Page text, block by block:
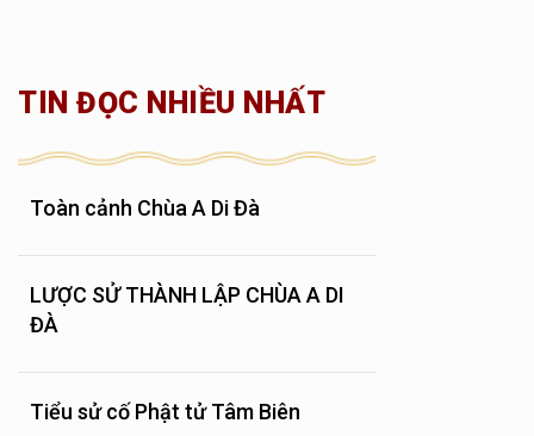
TIN ĐỌC NHIỀU NHẤT
Toàn cảnh Chùa A Di Đà
LƯỢC SỬ THÀNH LẬP CHÙA A DI
ĐÀ
Tiểu sử cố Phật tử Tâm Biên